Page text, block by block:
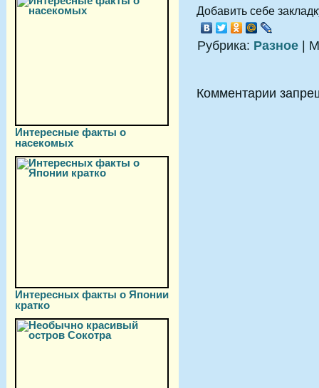
Интересные факты о
насекомых
Интересных факты о Японии
кратко
Добавить себе
Рубрика: Разное |
Комментарии